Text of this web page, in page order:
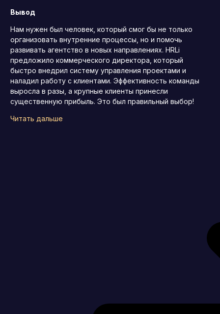
Вывод
Нам нужен был человек, который смог бы не только
организовать внутренние процессы, но и помочь
развивать агентство в новых направлениях. HRLi
предложило коммерческого директора, который
быстро внедрил систему управления проектами и
наладил работу с клиентами. Эффективность команды
выросла в разы, а крупные клиенты принесли
существенную прибыль. Это был правильный выбор!
Читать дальше